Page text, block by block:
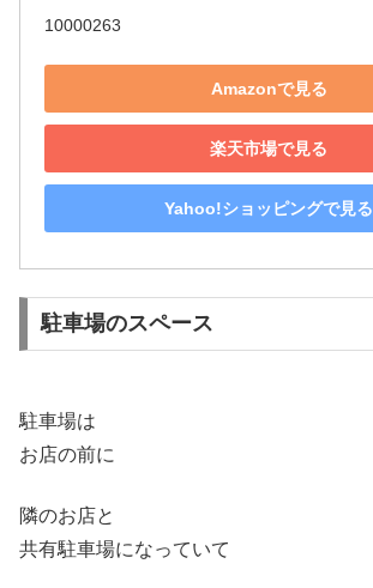
10000263
Amazonで見る
楽天市場で見る
Yahoo!ショッピングで見る
駐車場のスペース
駐車場は
お店の前に
隣のお店と
共有駐車場になっていて